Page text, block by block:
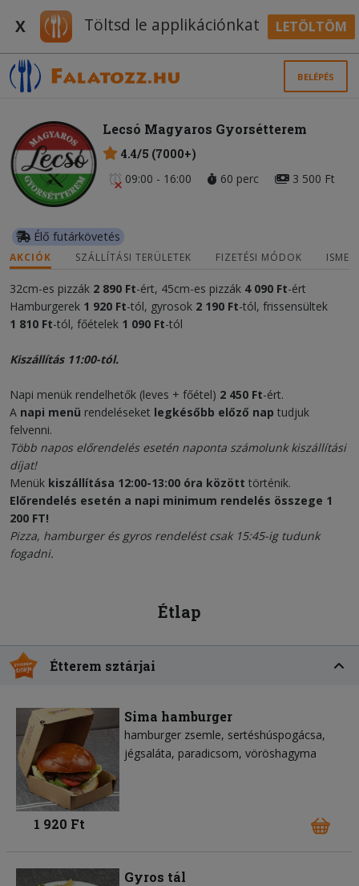
X Töltsd le applikációnkat LETÖLTÖM
BELÉPÉS
Lecsó Magyaros Gyorsétterem
4.4/5 (7000+)
09:00 - 16:00
60 perc 3 500 Ft
Élő futárkövetés
AKCIÓK SZÁLLÍTÁSI TERÜLETEK FIZETÉSI MÓDOK
32cm-es pizzák 2 890 Ft-ért, 45cm-es pizzák 4 090 Ft-ért
Hamburgerek 1 920 Ft-tól, gyrosok 2 190 Ft-tól, frissensültek
1 810 Ft-tól, főételek 1 090 Ft-tól
Kiszállítás 11:00-tól.
Napi menük rendelhetők (leves + főétel) 2 450 Ft-ért.
A napi menü rendeléseket legkésőbb előző nap tudjuk
felvenni.
Több napos előrendelés esetén naponta számolunk kiszállítási
díjat!
Menük kiszállítása 12:00-13:00 óra között történik.
Előrendelés esetén a napi minimum rendelés összege 1
200 FT!
Pizza, hamburger és gyros rendelést csak 15:45-ig tudunk
fogadni.
Étlap
Étterem sztárjai
Sima hamburger
hamburger zsemle sertéshúspogácsa
jégsaláta paradicsom vöröshagyma
1 920 Ft
Gyros tál